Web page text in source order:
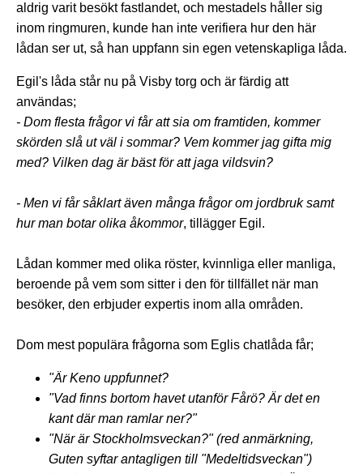
aldrig varit besökt fastlandet, och mestadels håller sig
inom ringmuren, kunde han inte verifiera hur den här
lådan ser ut, så han uppfann sin egen vetenskapliga låda.
Egil's låda står nu på Visby torg och är färdig att
användas;
- Dom flesta frågor vi får att sia om framtiden, kommer
skörden slå ut väl i sommar? Vem kommer jag gifta mig
med? Vilken dag är bäst för att jaga vildsvin?
- Men vi får såklart även många frågor om jordbruk samt
hur man botar olika åkommor, tillägger Egil.
Lådan kommer med olika röster, kvinnliga eller manliga,
beroende på vem som sitter i den för tillfället när man
besöker, den erbjuder expertis inom alla områden.
Dom mest populära frågorna som Eglis chatlåda får;
"Är Keno uppfunnet?
"Vad finns bortom havet utanför Fårö? Är det en
kant där man ramlar ner?"
"När är Stockholmsveckan?" (red anmärkning,
Guten syftar antagligen till "Medeltidsveckan")